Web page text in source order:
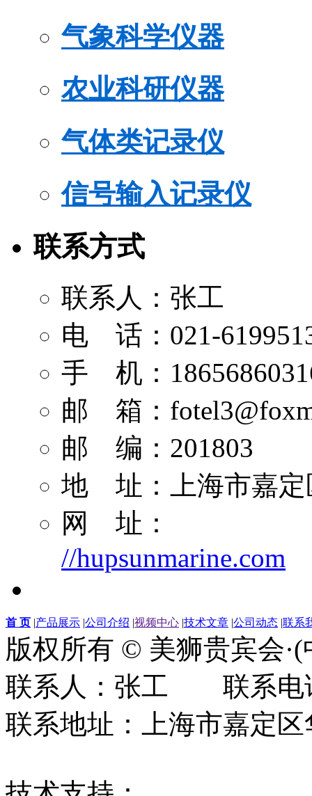
气象科学仪器
农业科研仪器
气体类记录仪
信号输入记录仪
联系方式
联系人：张工
电 话：021-
手 机：
邮 箱：
邮 编：201803
地 址：上海市嘉定
网 址：
//hupsunmarine.com
首 页 |产品展示 |公司介绍 |视频中心 |技术文章 |公司动态 |联系
版权所有 © 美狮贵宾会
联系人：张工 联系电
联系地址：上海市嘉定